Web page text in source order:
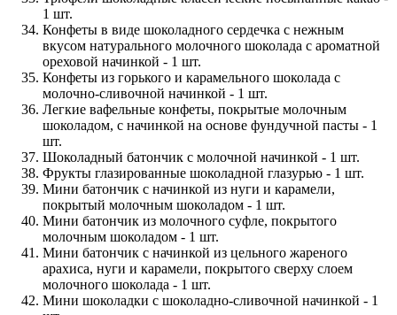
1 шт.
Конфеты в виде шоколадного сердечка с нежным
вкусом натурального молочного шоколада с ароматной
ореховой начинкой - 1 шт.
Конфеты из горького и карамельного шоколада с
молочно-сливочной начинкой - 1 шт.
Легкие вафельные конфеты, покрытые молочным
шоколадом, с начинкой на основе фундучной пасты - 1
шт.
Шоколадный батончик с молочной начинкой - 1 шт.
Фрукты глазированные шоколадной глазурью - 1 шт.
Мини батончик с начинкой из нуги и карамели,
покрытый молочным шоколадом - 1 шт.
Мини батончик из молочного суфле, покрытого
молочным шоколадом - 1 шт.
Мини батончик с начинкой из цельного жареного
арахиса, нуги и карамели, покрытого сверху слоем
молочного шоколада - 1 шт.
Мини шоколадки с шоколадно-сливочной начинкой - 1